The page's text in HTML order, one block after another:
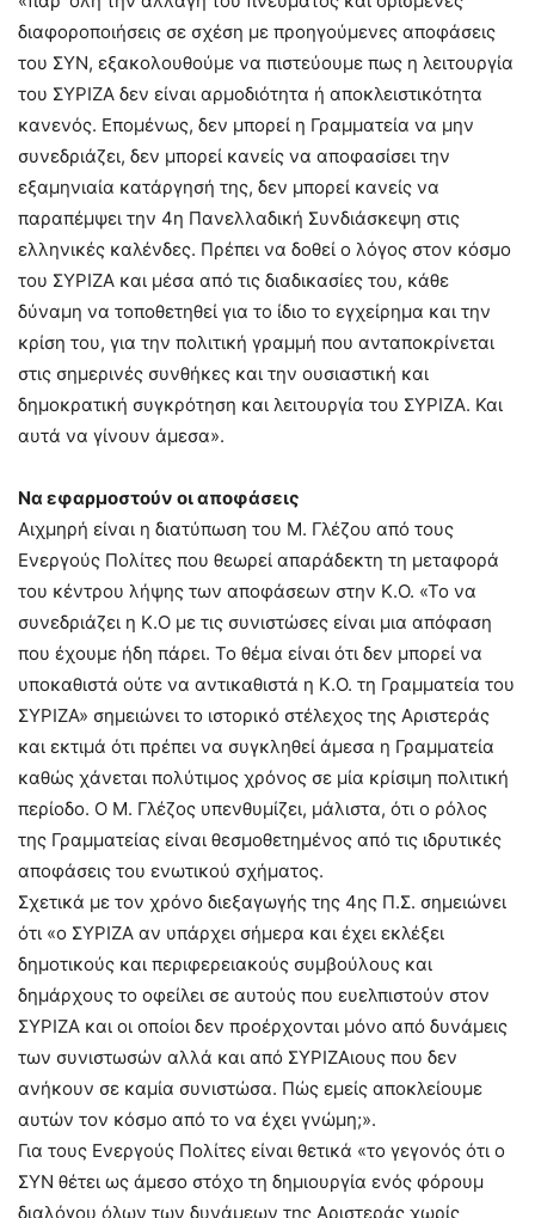
διαφοροποιήσεις σε σχέση με προηγούμενες αποφάσεις
του ΣΥΝ, εξακολουθούμε να πιστεύουμε πως η λειτουργία
του ΣΥΡΙΖΑ δεν είναι αρμοδιότητα ή αποκλειστικότητα
κανενός. Επομένως, δεν μπορεί η Γραμματεία να μην
συνεδριάζει, δεν μπορεί κανείς να αποφασίσει την
εξαμηνιαία κατάργησή της, δεν μπορεί κανείς να
παραπέμψει την 4η Πανελλαδική Συνδιάσκεψη στις
ελληνικές καλένδες. Πρέπει να δοθεί ο λόγος στον κόσμο
του ΣΥΡΙΖΑ και μέσα από τις διαδικασίες του, κάθε
δύναμη να τοποθετηθεί για το ίδιο το εγχείρημα και την
κρίση του, για την πολιτική γραμμή που ανταποκρίνεται
στις σημερινές συνθήκες και την ουσιαστική και
δημοκρατική συγκρότηση και λειτουργία του ΣΥΡΙΖΑ. Και
αυτά να γίνουν άμεσα».
Να εφαρμοστούν οι αποφάσεις
Αιχμηρή είναι η διατύπωση του Μ. Γλέζου από τους
Ενεργούς Πολίτες που θεωρεί απαράδεκτη τη μεταφορά
του κέντρου λήψης των αποφάσεων στην Κ.Ο. «Το να
συνεδριάζει η Κ.Ο με τις συνιστώσες είναι μια απόφαση
που έχουμε ήδη πάρει. Το θέμα είναι ότι δεν μπορεί να
υποκαθιστά ούτε να αντικαθιστά η Κ.Ο. τη Γραμματεία του
ΣΥΡΙΖΑ» σημειώνει το ιστορικό στέλεχος της Αριστεράς
και εκτιμά ότι πρέπει να συγκληθεί άμεσα η Γραμματεία
καθώς χάνεται πολύτιμος χρόνος σε μία κρίσιμη πολιτική
περίοδο. Ο Μ. Γλέζος υπενθυμίζει, μάλιστα, ότι ο ρόλος
της Γραμματείας είναι θεσμοθετημένος από τις ιδρυτικές
αποφάσεις του ενωτικού σχήματος.
Σχετικά με τον χρόνο διεξαγωγής της 4ης Π.Σ. σημειώνει
ότι «ο ΣΥΡΙΖΑ αν υπάρχει σήμερα και έχει εκλέξει
δημοτικούς και περιφερειακούς συμβούλους και
δημάρχους το οφείλει σε αυτούς που ευελπιστούν στον
ΣΥΡΙΖΑ και οι οποίοι δεν προέρχονται μόνο από δυνάμεις
των συνιστωσών αλλά και από ΣΥΡΙΖΑιους που δεν
ανήκουν σε καμία συνιστώσα. Πώς εμείς αποκλείουμε
αυτών τον κόσμο από το να έχει γνώμη;».
Για τους Ενεργούς Πολίτες είναι θετικά «το γεγονός ότι ο
ΣΥΝ θέτει ως άμεσο στόχο τη δημιουργία ενός φόρουμ
διαλόγου όλων των δυνάμεων της Αριστεράς χωρίς